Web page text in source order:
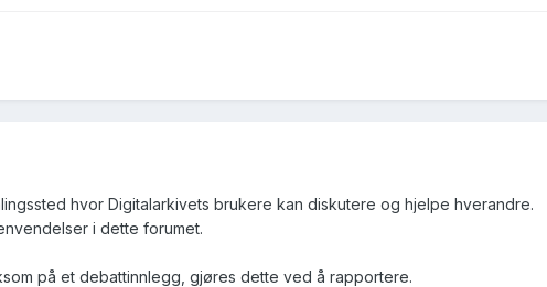
hvor Digitalarkivets brukere kan diskutere og hjelpe hverandre.
i dette forumet.
på et debattinnlegg, gjøres dette ved å rapportere.